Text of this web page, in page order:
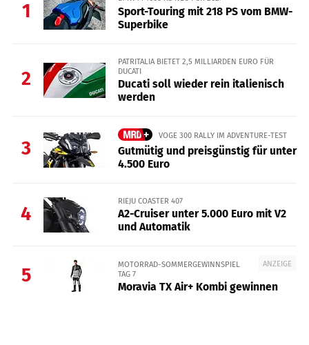
1
Sport-Touring mit 218 PS vom BMW-
Superbike
2
PATRITALIA BIETET 2,5 MILLIARDEN EURO FÜR
DUCATI
Ducati soll wieder rein italienisch
werden
3
VOGE 300 RALLY IM ADVENTURE-TEST
Gutmütig und preisgünstig für unter
4.500 Euro
4
RIEJU COASTER 407
A2-Cruiser unter 5.000 Euro mit V2
und Automatik
5
ANZEIGE
MOTORRAD-SOMMERGEWINNSPIEL
TAG 7
Moravia TX Air+ Kombi gewinnen